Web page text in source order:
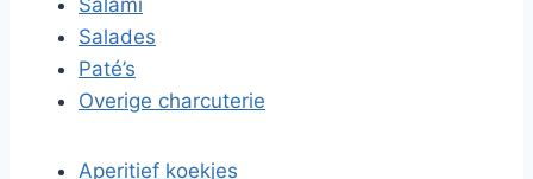
Salami
Salades
Paté’s
Overige charcuterie
Aperitief koekjes